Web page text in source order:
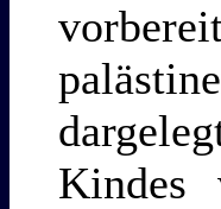
Kindes